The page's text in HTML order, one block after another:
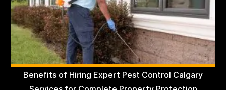
Benefits of Hiring Expert Pest Control Calgary